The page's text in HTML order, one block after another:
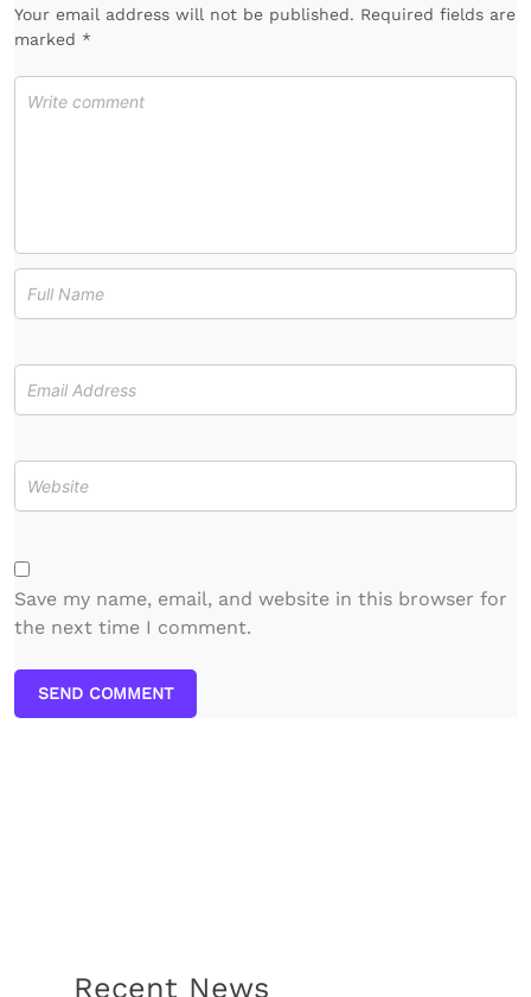
Your email address will not be published. Required fields are
marked *
Save my name, email, and website in this browser for
the next time I comment.
SEND COMMENT
Recent News